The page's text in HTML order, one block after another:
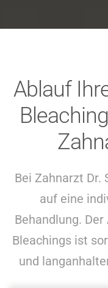
Ablauf
Bei Zahnarzt Dr.
auf eine
Behandlung.
Bleachings ist
und